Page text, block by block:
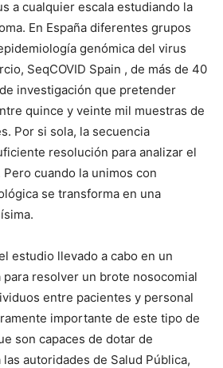
a cualquier escala estudiando la
En España diferentes grupos
genómica del virus
SeqCOVID Spain , de más de 40
investigación que pretender
quince y veinte mil muestras de
Por si sola, la secuencia
resolución para analizar el
cuando la unimos con
se transforma en una
estudio llevado a cabo en un
resolver un brote nosocomial
entre pacientes y personal
importante de este tipo de
son capaces de dotar de
autoridades de Salud Pública,